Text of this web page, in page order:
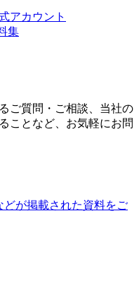
アカウント
集
ご質問・ご相談、当社の
ことなど、お気軽にお問
が掲載された資料をご